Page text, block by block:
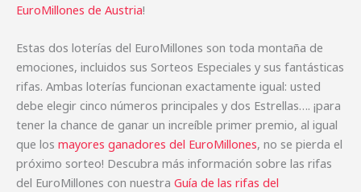
EuroMillones de Austria!
Estas dos loterías del EuroMillones son toda montaña de
emociones, incluidos sus Sorteos Especiales y sus fantásticas
rifas. Ambas loterías funcionan exactamente igual: usted
debe elegir cinco números principales y dos Estrellas…. ¡para
tener la chance de ganar un increíble primer premio, al igual
que los mayores ganadores del EuroMillones, no se pierda el
próximo sorteo! Descubra más información sobre las rifas
del EuroMillones con nuestra Guía de las rifas del